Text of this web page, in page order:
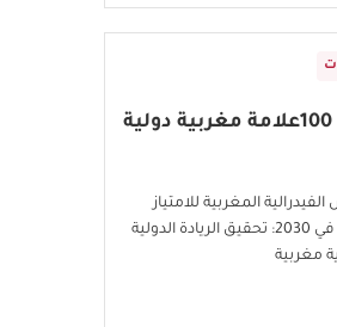
محمد الفن: 100علامة مغربية دولية
المغربية للامتياز
التجاري:طموحنا في 2030: تحقيق الريادة الدولية